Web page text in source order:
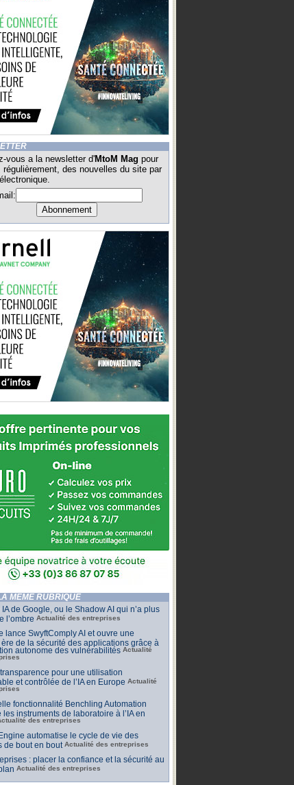
vous a la newsletter d'MtoM Mag pour
régulièrement, des nouvelles du site par
MÊME RUBRIQUE
IA de Google, ou le Shadow AI qui n’a plus
l’ombre Actualité des entreprises
lance SwyftComply AI et ouvre une
de la sécurité des applications grâce à
autonome des vulnérabilités Actualité
transparence pour une utilisation
et contrôlée de l’IA en Europe Actualité
fonctionnalité Benchling Automation
les instruments de laboratoire à l’IA en
des entreprises
automatise le cycle de vie des
de bout en bout Actualité des entreprises
: placer la confiance et la sécurité au
Actualité des entreprises